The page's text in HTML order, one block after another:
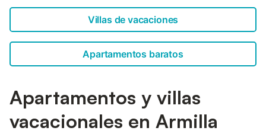
Villas de vacaciones
Apartamentos baratos
Apartamentos y villas
vacacionales en Armilla